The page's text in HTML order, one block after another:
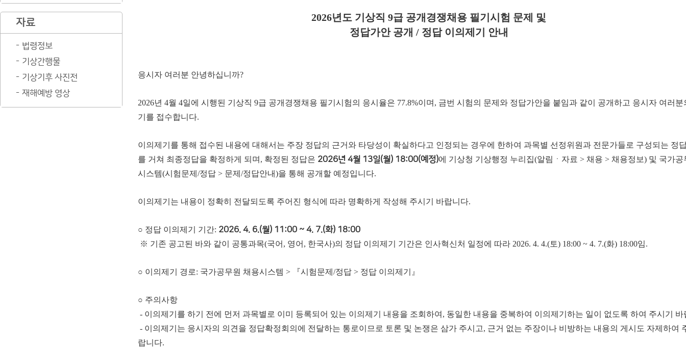
자료
법령정보
기상간행물
기상기후 사진전
재해예방 영상
2026년도 기상직 9급 공개경쟁채용 필기시험 문제 및
정답가안 공개 / 정답 이의제기 안내
응시자 여러분 안녕하십니까?
2026년 4월 4일에 시행된 기상직 9급 공개경쟁채용 필기시험의 응시율은 77.8%이며, 금번 시험의 문제와 정답가안을 붙임과 같이 공개하고 응시자 여러분
기를 접수합니다.
이의제기를 통해 접수된 내용에 대해서는 주장 정답의 근거와 타당성이 확실하다고 인정되는 경우에 한하여 과목별 선정위원과 전문가들로 구성되는 정
를 거쳐 최종정답을 확정하게 되며, 확정된 정답은 2026년 4월 13일(월) 18:00(예정)에 기상청 기상행정 누리집(알림ㆍ자료 > 채용 > 채용정보) 및 국가공
시스템(시험문제/정답 > 문제/정답안내)을 통해 공개할 예정입니다.
이의제기는 내용이 정확히 전달되도록 주어진 형식에 따라 명확하게 작성해 주시기 바랍니다.
○ 정답 이의제기 기간: 2026. 4. 6.(월) 11:00 ~ 4. 7.(화) 18:00
※ 기존 공고된 바와 같이 공통과목(국어, 영어, 한국사)의 정답 이의제기 기간은 인사혁신처 일정에 따라 2026. 4. 4.(토) 18:00 ~ 4. 7.(화) 18:00임.
○ 이의제기 경로: 국가공무원 채용시스템 > 『시험문제/정답 > 정답 이의제기』
○ 주의사항
- 이의제기를 하기 전에 먼저 과목별로 이미 등록되어 있는 이의제기 내용을 조회하여, 동일한 내용을 중복하여 이의제기하는 일이 없도록 하여 주시기 바
- 이의제기는 응시자의 의견을 정답확정회의에 전달하는 통로이므로 토론 및 논쟁은 삼가 주시고, 근거 없는 주장이나 비방하는 내용의 게시도 자제하여
랍니다.